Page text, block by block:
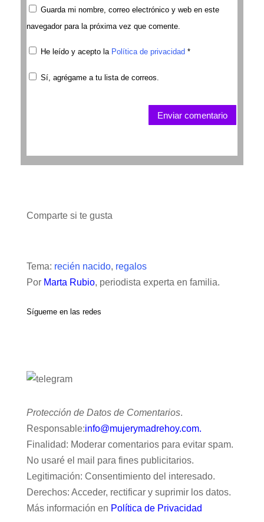
Guarda mi nombre, correo electrónico y web en este
navegador para la próxima vez que comente.
He leído y acepto la Política de privacidad *
Sí, agrégame a tu lista de correos.
Enviar comentario
Comparte si te gusta
Tema: recién nacido, regalos
Por Marta Rubio, periodista experta en familia.
Sígueme en las redes
Protección de Datos de Comentarios.
Responsable:info@mujerymadrehoy.com.
Finalidad: Moderar comentarios para evitar spam.
No usaré el mail para fines publicitarios.
Legitimación: Consentimiento del interesado.
Derechos: Acceder, rectificar y suprimir los datos.
Más información en Política de Privacidad